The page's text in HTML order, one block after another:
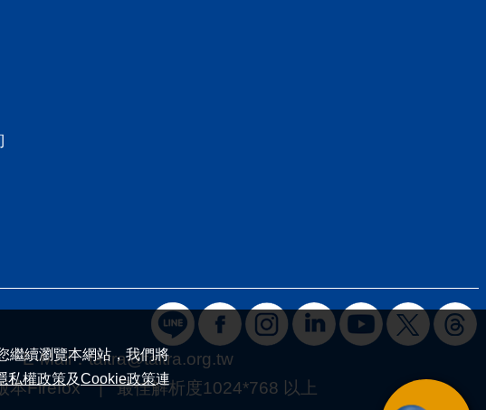
繼續瀏覽本網站，我們將
私權政策及Cookie政策連
| E-Mail：taitra@taitra.org.tw
本Firefox | 最佳解析度1024*768 以上